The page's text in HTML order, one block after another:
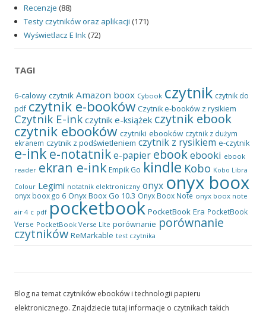
Recenzje (88)
Testy czytników oraz aplikacji (171)
Wyświetlacz E Ink(72)
TAGI
6-calowy czytnik Amazon boox Cybook czytnik czytnik do
pdf czytnik e-booków Czytnik e-booków z rysikiem
Czytnik E-ink czytnik e-książek czytnik ebook
czytnik ebooków czytniki ebooków czytnik z dużym
ekranem czytnik z podświetleniem czytnik z rysikiem e-czytnik
e-ink e-notatnike-papier ebookebooki ebook
reader ekran e-ink Empik Go kindle Kobo Kobo Libra
Colour Legimi notatnik elektroniczny onyx onyx boox
onyx boox go 6 Onyx Boox Go 10.3 Onyx Boox Note onyx boox note
air 4 c pdf pocketbook PocketBook Era PocketBook
Verse PocketBook Verse Lite porównanie porównanie
czytników ReMarkable test czytnika
Blog na temat czytników ebooków i technologii papieru
elektronicznego. Znajdziecie tutaj informacje o czytnikach takich